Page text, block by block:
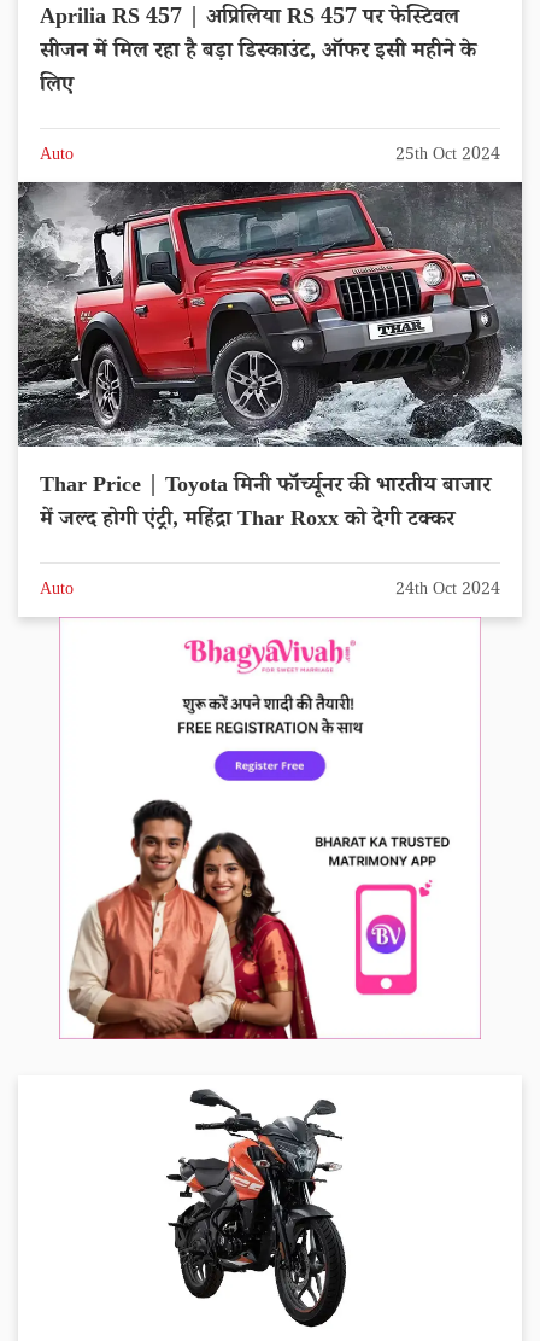
Aprilia RS 457 | अप्रिलिया RS 457 पर फेस्टिवल
सीजन में मिल रहा है बड़ा डिस्काउंट, ऑफर इसी महीने के
लिए
Auto 25th Oct 2024
Thar Price | Toyota मिनी फॉर्च्यूनर की भारतीय बाजार
में जल्द होगी एंट्री, महिंद्रा Thar Roxx को देगी टक्कर
Auto 24th Oct 2024